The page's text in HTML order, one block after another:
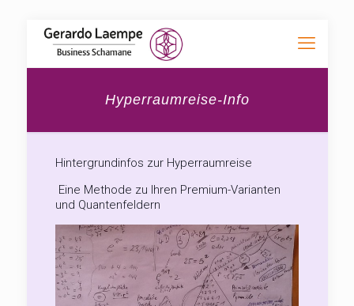
Hyperraumreise-Info
Hintergrundinfos zur Hyperraumreise
Eine Methode zu Ihren Premium-Varianten
und Quantenfeldern